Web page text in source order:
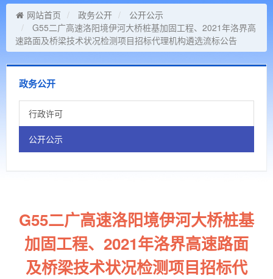
网站首页
政务公开
公开公示
G55二广高速洛阳境伊河大桥桩基加固工程、2021年洛界高
速路面及桥梁技术状况检测项目招标代理机构遴选流标公告
政务公开
行政许可
公开公示
G55二广高速洛阳境伊河大桥桩基
加固工程、2021年洛界高速路面
及桥梁技术状况检测项目招标代